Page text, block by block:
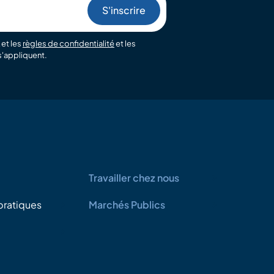
les règles de confidentialitéet les
Travailler chez nous
Marchés Publics